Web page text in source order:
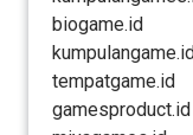
biogame.id
tempatgame.id
gamesproduct.id